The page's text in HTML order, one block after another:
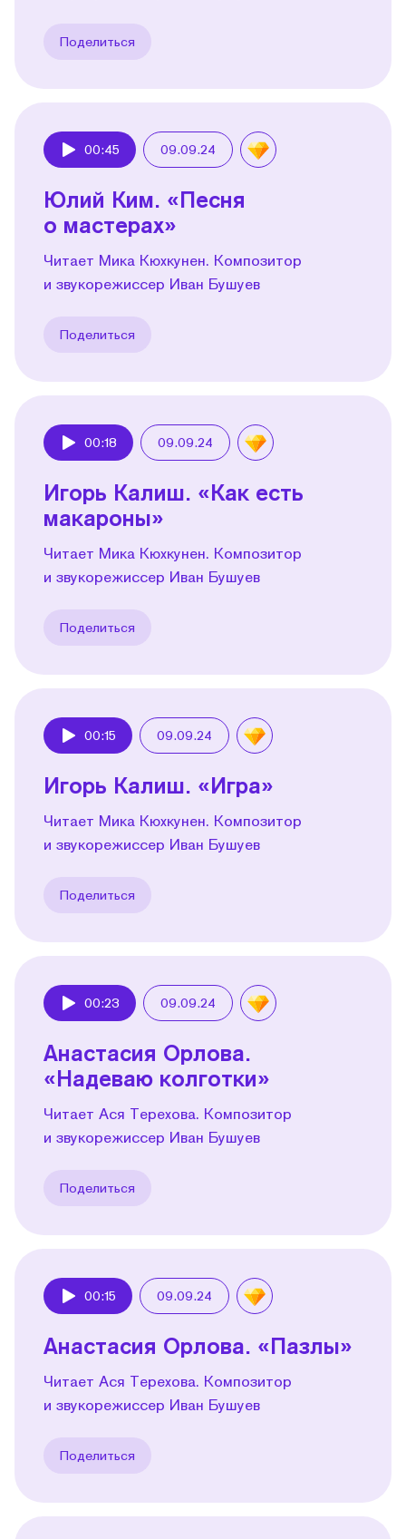
Поделиться
00:45 09.09.24
Юлий Ким. «Песня
о мастерах»
Читает Мика Кюхкунен. Композитор
и звукорежиссер Иван Бушуев
Поделиться
00:18 09.09.24
Игорь Калиш. «Как есть
макароны»
Читает Мика Кюхкунен. Композитор
и звукорежиссер Иван Бушуев
Поделиться
00:15 09.09.24
Игорь Калиш. «Игра»
Читает Мика Кюхкунен. Композитор
и звукорежиссер Иван Бушуев
Поделиться
00:23 09.09.24
Анастасия Орлова.
«Надеваю колготки»
Читает Ася Терехова. Композитор
и звукорежиссер Иван Бушуев
Поделиться
00:15 09.09.24
Анастасия Орлова. «Пазлы»
Читает Ася Терехова. Композитор
и звукорежиссер Иван Бушуев
Поделиться